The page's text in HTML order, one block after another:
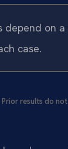
depend on
case.
results do